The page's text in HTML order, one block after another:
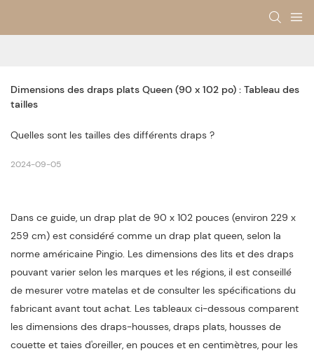
Dimensions des draps plats Queen (90 x 102 po) : Tableau des
tailles
Quelles sont les tailles des différents draps ?
2024-09-05
Dans ce guide, un drap plat de 90 x 102 pouces (environ 229 x
259 cm) est considéré comme un drap plat queen, selon la
norme américaine Pingio. Les dimensions des lits et des draps
pouvant varier selon les marques et les régions, il est conseillé
de mesurer votre matelas et de consulter les spécifications du
fabricant avant tout achat. Les tableaux ci-dessous comparent
les dimensions des draps-housses, draps plats, housses de
couette et taies d'oreiller, en pouces et en centimètres, pour les